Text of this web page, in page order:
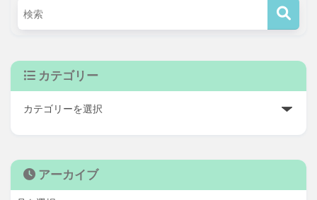
カテゴリー
アーカイブ